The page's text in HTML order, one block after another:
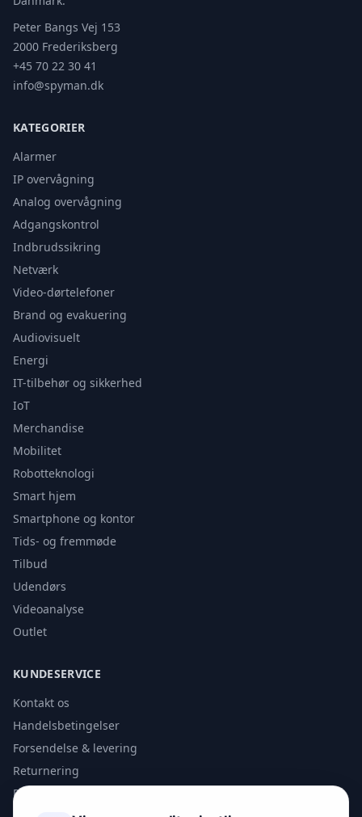
Peter Bangs Vej 153
2000 Frederiksberg
+45 70 22 30 41
info@spyman.dk
KATEGORIER
Alarmer
IP overvågning
Analog overvågning
Adgangskontrol
Indbrudssikring
Netværk
Video-dørtelefoner
Brand og evakuering
Audiovisuelt
Energi
IT-tilbehør og sikkerhed
IoT
Merchandise
Mobilitet
Robotteknologi
Smart hjem
Smartphone og kontor
Tids- og fremmøde
Tilbud
Udendørs
Videoanalyse
Outlet
KUNDESERVICE
Kontakt os
Handelsbetingelser
Forsendelse & levering
Returnering
Privatlivspolitik